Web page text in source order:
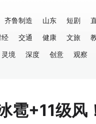
齐鲁制造 山东 短剧
经 交通 健康 文旅
灵境 深度 创意 观察
雹+11级风